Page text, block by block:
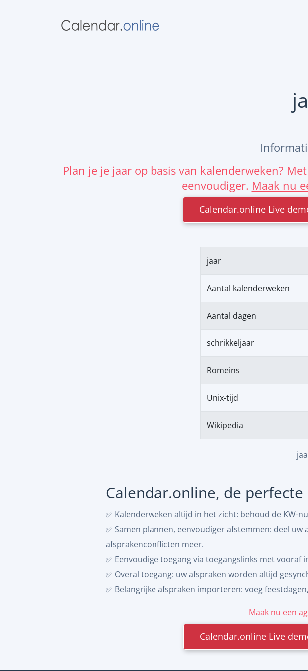
Plan je je jaar op basis van kalenderweken?
eenvoudiger. Maak nu
Calendar.online Live
jaar
Aantal kalenderweken
Aantal dagen
schrikkeljaar
Romeins
Unix-tijd
Wikipedia
Calendar.online, de
✅ Kalenderweken altijd in het zicht: behoud de KW-
✅ Samen plannen, eenvoudiger afstemmen: deel
afsprakenconflicten meer.
✅ Eenvoudige toegang via toegangslinks met vooraf
✅ Overal toegang: uw afspraken worden altijd
✅ Belangrijke afspraken importeren: voeg
Maak nu een
Calendar.online Live